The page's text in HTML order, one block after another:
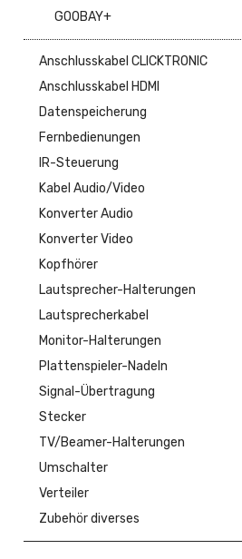
GOOBAY+
Anschlusskabel CLICKTRONIC
Anschlusskabel HDMI
Datenspeicherung
Fernbedienungen
IR-Steuerung
Kabel Audio/Video
Konverter Audio
Konverter Video
Kopfhörer
Lautsprecher-Halterungen
Lautsprecherkabel
Monitor-Halterungen
Plattenspieler-Nadeln
Signal-Übertragung
Stecker
TV/Beamer-Halterungen
Umschalter
Verteiler
Zubehör diverses